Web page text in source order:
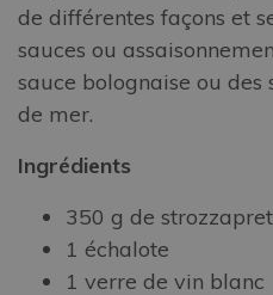
de différentes façons et
sauces ou
sauce bolognaise ou
de mer.
Ingrédients
350 g de
1 échalote
1 verre de vin blanc